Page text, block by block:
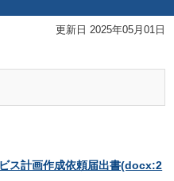
更新日 2025年05月01日
ス計画作成依頼届出書(docx:2